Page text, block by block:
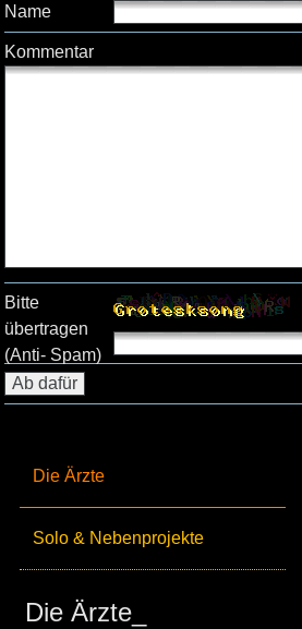
Die Ärzte
Solo & Nebenprojekte
Die Ärzte_
Name
Kommentar
Bitte
übertragen
(Anti- Spam)